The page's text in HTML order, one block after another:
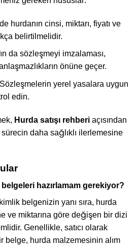
hurdanın cinsi, miktarı, fiyatı ve
belirtilmelidir.
da sözleşmeyi imzalaması,
önüne geçer.
Sözleşmelerin yerel yasalara uygun
edin.
Hurda satışı rehberi açısından
daha sağlıklı ilerlemesine
hazırlamam gerekiyor?
belgenizin yanı sıra, hurda
ve miktarına göre değişen bir dizi
Genellikle, satıcı olarak
belge, hurda malzemesinin alım